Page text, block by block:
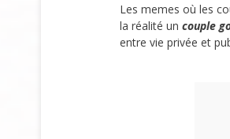
Les memes où les
la réalité un couple
entre vie privée et